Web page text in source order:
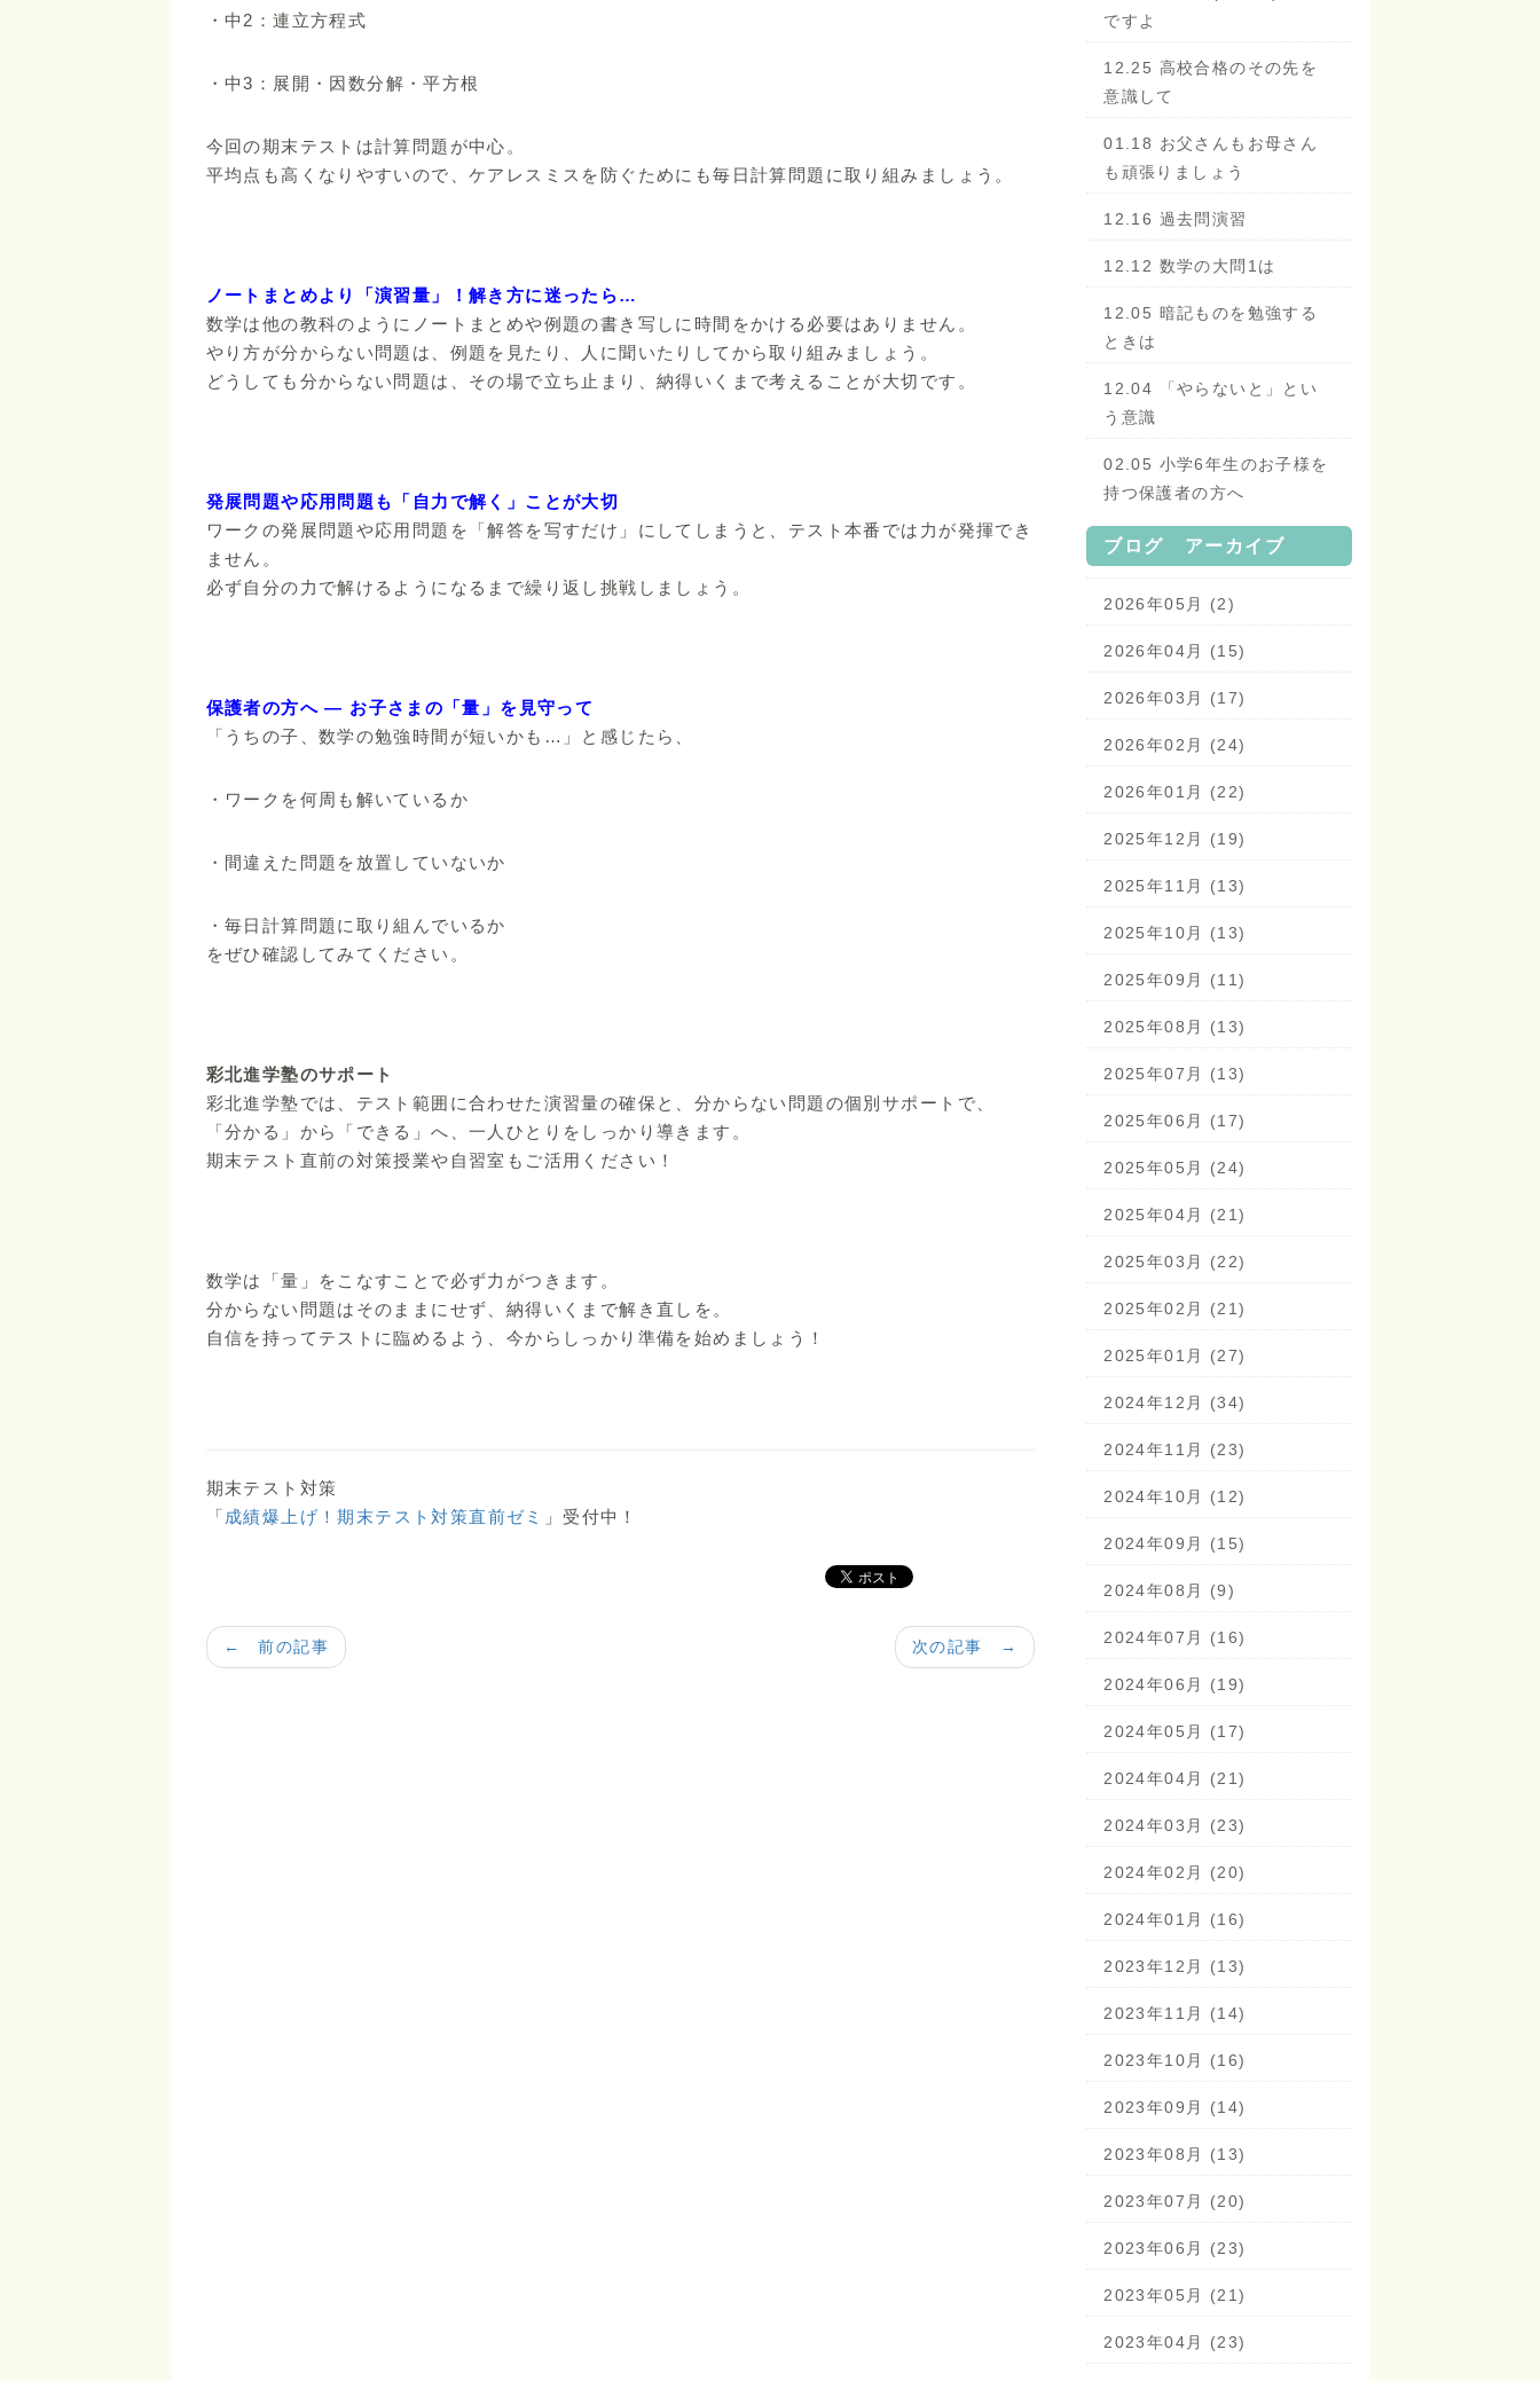
・中2：連立方程式
・中3：展開・因数分解・平方根
今回の期末テストは計算問題が中心。
平均点も高くなりやすいので、ケアレスミスを防ぐためにも毎日計算問題に取り組みましょう。
ノートまとめより「演習量」！解き方に迷ったら…
数学は他の教科のようにノートまとめや例題の書き写しに時間をかける必要はありません。
やり方が分からない問題は、例題を見たり、人に聞いたりしてから取り組みましょう。
どうしても分からない問題は、その場で立ち止まり、納得いくまで考えることが大切です。
発展問題や応用問題も「自力で解く」ことが大切
ワークの発展問題や応用問題を「解答を写すだけ」にしてしまうと、テスト本番では力が発揮でき
ません。
必ず自分の力で解けるようになるまで繰り返し挑戦しましょう。
保護者の方へ ― お子さまの「量」を見守って
「うちの子、数学の勉強時間が短いかも…」と感じたら、
・ワークを何周も解いているか
・間違えた問題を放置していないか
・毎日計算問題に取り組んでいるか
をぜひ確認してみてください。
彩北進学塾のサポート
彩北進学塾では、テスト範囲に合わせた演習量の確保と、分からない問題の個別サポートで、
「分かる」から「できる」へ、一人ひとりをしっかり導きます。
期末テスト直前の対策授業や自習室もご活用ください！
数学は「量」をこなすことで必ず力がつきます。
分からない問題はそのままにせず、納得いくまで解き直しを。
自信を持ってテストに臨めるよう、今からしっかり準備を始めましょう！
期末テスト対策
「 成績爆上げ！期末テスト対策直前ゼミ 」受付中！
次の記事 →
← 前の記事
ですよ
12.25 高校合格のその先を
意識して
01.18 お父さんもお母さん
も頑張りましょう
12.16 過去問演習
12.12 数学の大問1は
12.05 暗記ものを勉強する
ときは
12.04 「やらないと」とい
う意識
02.05 小学6年生のお子様を
持つ保護者の方へ
ブログ アーカイブ
2026年05月 (2)
2026年04月 (15)
2026年03月 (17)
2026年02月 (24)
2026年01月 (22)
2025年12月 (19)
2025年11月 (13)
2025年10月 (13)
2025年09月 (11)
2025年08月 (13)
2025年07月 (13)
2025年06月 (17)
2025年05月 (24)
2025年04月 (21)
2025年03月 (22)
2025年02月 (21)
2025年01月 (27)
2024年12月 (34)
2024年11月 (23)
2024年10月 (12)
2024年09月 (15)
2024年08月 (9)
2024年07月 (16)
2024年06月 (19)
2024年05月 (17)
2024年04月 (21)
2024年03月 (23)
2024年02月 (20)
2024年01月 (16)
2023年12月 (13)
2023年11月 (14)
2023年10月 (16)
2023年09月 (14)
2023年08月 (13)
2023年07月 (20)
2023年06月 (23)
2023年05月 (21)
2023年04月 (23)